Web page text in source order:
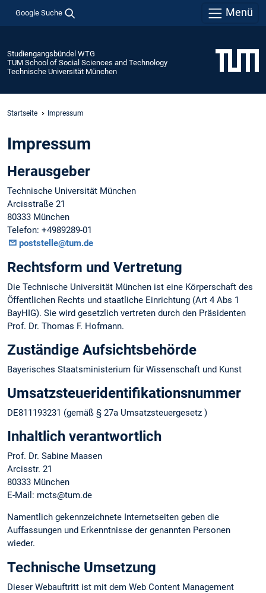
Google Suche Menü
Studiengangsbündel WTG
TUM School of Social Sciences and Technology
Technische Universität München
Startseite Impressum
Impressum
Herausgeber
Technische Universität München
Arcisstraße 21
80333 München
Telefon: +4989289-01
poststelle@tum.de
Rechtsform und Vertretung
Die Technische Universität München ist eine Körperschaft des
Öffentlichen Rechts und staatliche Einrichtung (Art 4 Abs 1
BayHIG). Sie wird gesetzlich vertreten durch den Präsidenten
Prof. Dr. Thomas F. Hofmann.
Zuständige Aufsichtsbehörde
Bayerisches Staatsministerium für Wissenschaft und Kunst
Umsatzsteuer­identifikations­nummer
DE811193231 (gemäß § 27a Umsatzsteuergesetz )
Inhaltlich verantwortlich
Prof. Dr. Sabine Maasen
Arcisstr. 21
80333 München
E-Mail: mcts@tum.de
Namentlich gekennzeichnete Internetseiten geben die
Auffassungen und Erkenntnisse der genannten Personen
wieder.
Technische Umsetzung
Dieser Webauftritt ist mit dem Web Content Management